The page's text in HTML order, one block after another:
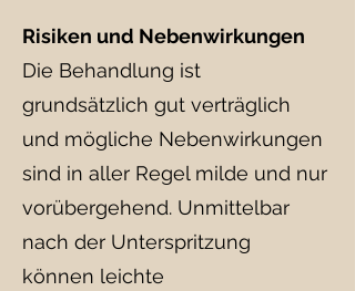
Risiken und Nebenwirkungen
Die Behandlung ist
grundsätzlich gut verträglich
und mögliche Nebenwirkungen
sind in aller Regel milde und nur
vorübergehend. Unmittelbar
nach der Unterspritzung
können leichte